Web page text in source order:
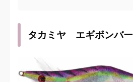
タカミヤ エギボンバー